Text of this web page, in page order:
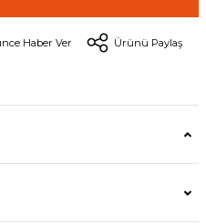
Haber Ver Ürünü Paylaş